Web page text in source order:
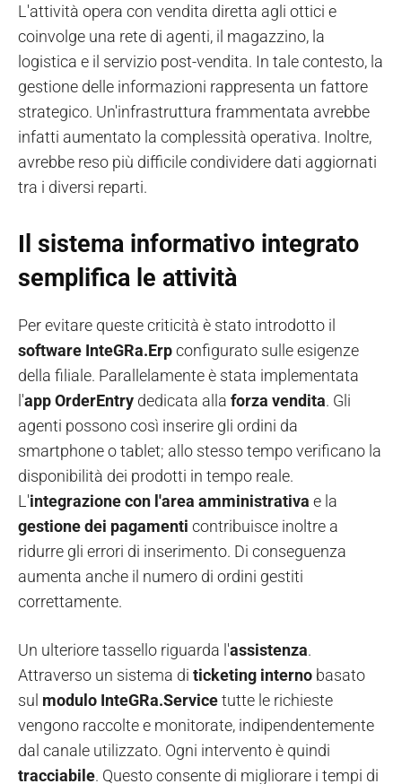
L'attività opera con vendita diretta agli ottici e
coinvolge una rete di agenti, il magazzino, la
logistica e il servizio post-vendita. In tale contesto, la
gestione delle informazioni rappresenta un fattore
strategico. Un'infrastruttura frammentata avrebbe
infatti aumentato la complessità operativa. Inoltre,
avrebbe reso più difficile condividere dati aggiornati
tra i diversi reparti.
Il sistema informativo integrato
semplifica le attività
Per evitare queste criticità è stato introdotto il
software InteGRa.Erpconfigurato sulle esigenze
della filiale. Parallelamente è stata implementata
l'app OrderEntry dedicata alla forza vendita. Gli
agenti possono così inserire gli ordini da
smartphone o tablet; allo stesso tempo verificano la
disponibilità dei prodotti in tempo reale.
L'integrazione con l'area amministrativa e la
gestione dei pagamenti contribuisce inoltre a
ridurre gli errori di inserimento. Di conseguenza
aumenta anche il numero di ordini gestiti
correttamente.
Un ulteriore tassello riguarda l'assistenza.
Attraverso un sistema di ticketing interno basato
sul modulo InteGRa.Servicetutte le richieste
vengono raccolte e monitorate, indipendentemente
dal canale utilizzato. Ogni intervento è quindi
tracciabile. Questo consente di migliorare i tempi di